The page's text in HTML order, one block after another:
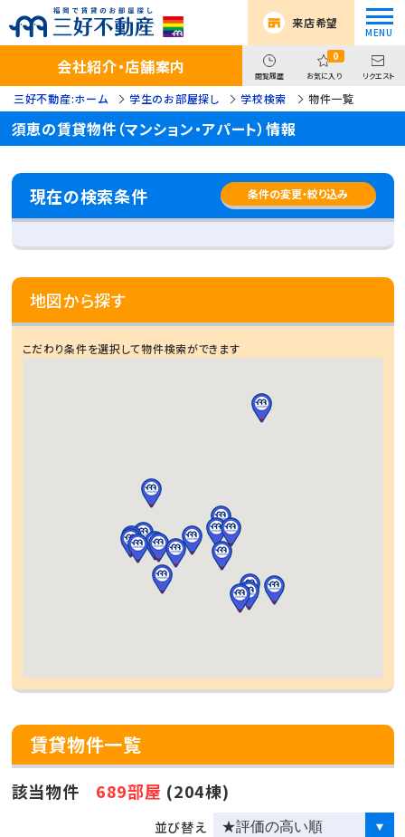
来店希望
会社紹介・店舗案内 閲覧履歴
0
お気に入り リクエスト
三好不動産:ホーム 学生のお部屋探し 学校検索 物件一覧
須恵の賃貸物件（マンション・アパート）情報
賃貸物件一覧
該当物件 689部屋 (204棟)
並び替え
現在の検索条件 条件の変更・絞り込み
地図から探す
こだわり条件を選択して物件検索ができます